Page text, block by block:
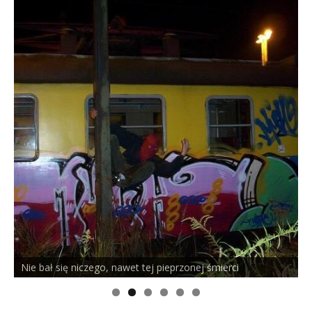
Nie bał się niczego, nawet tej pieprzonej śmierci